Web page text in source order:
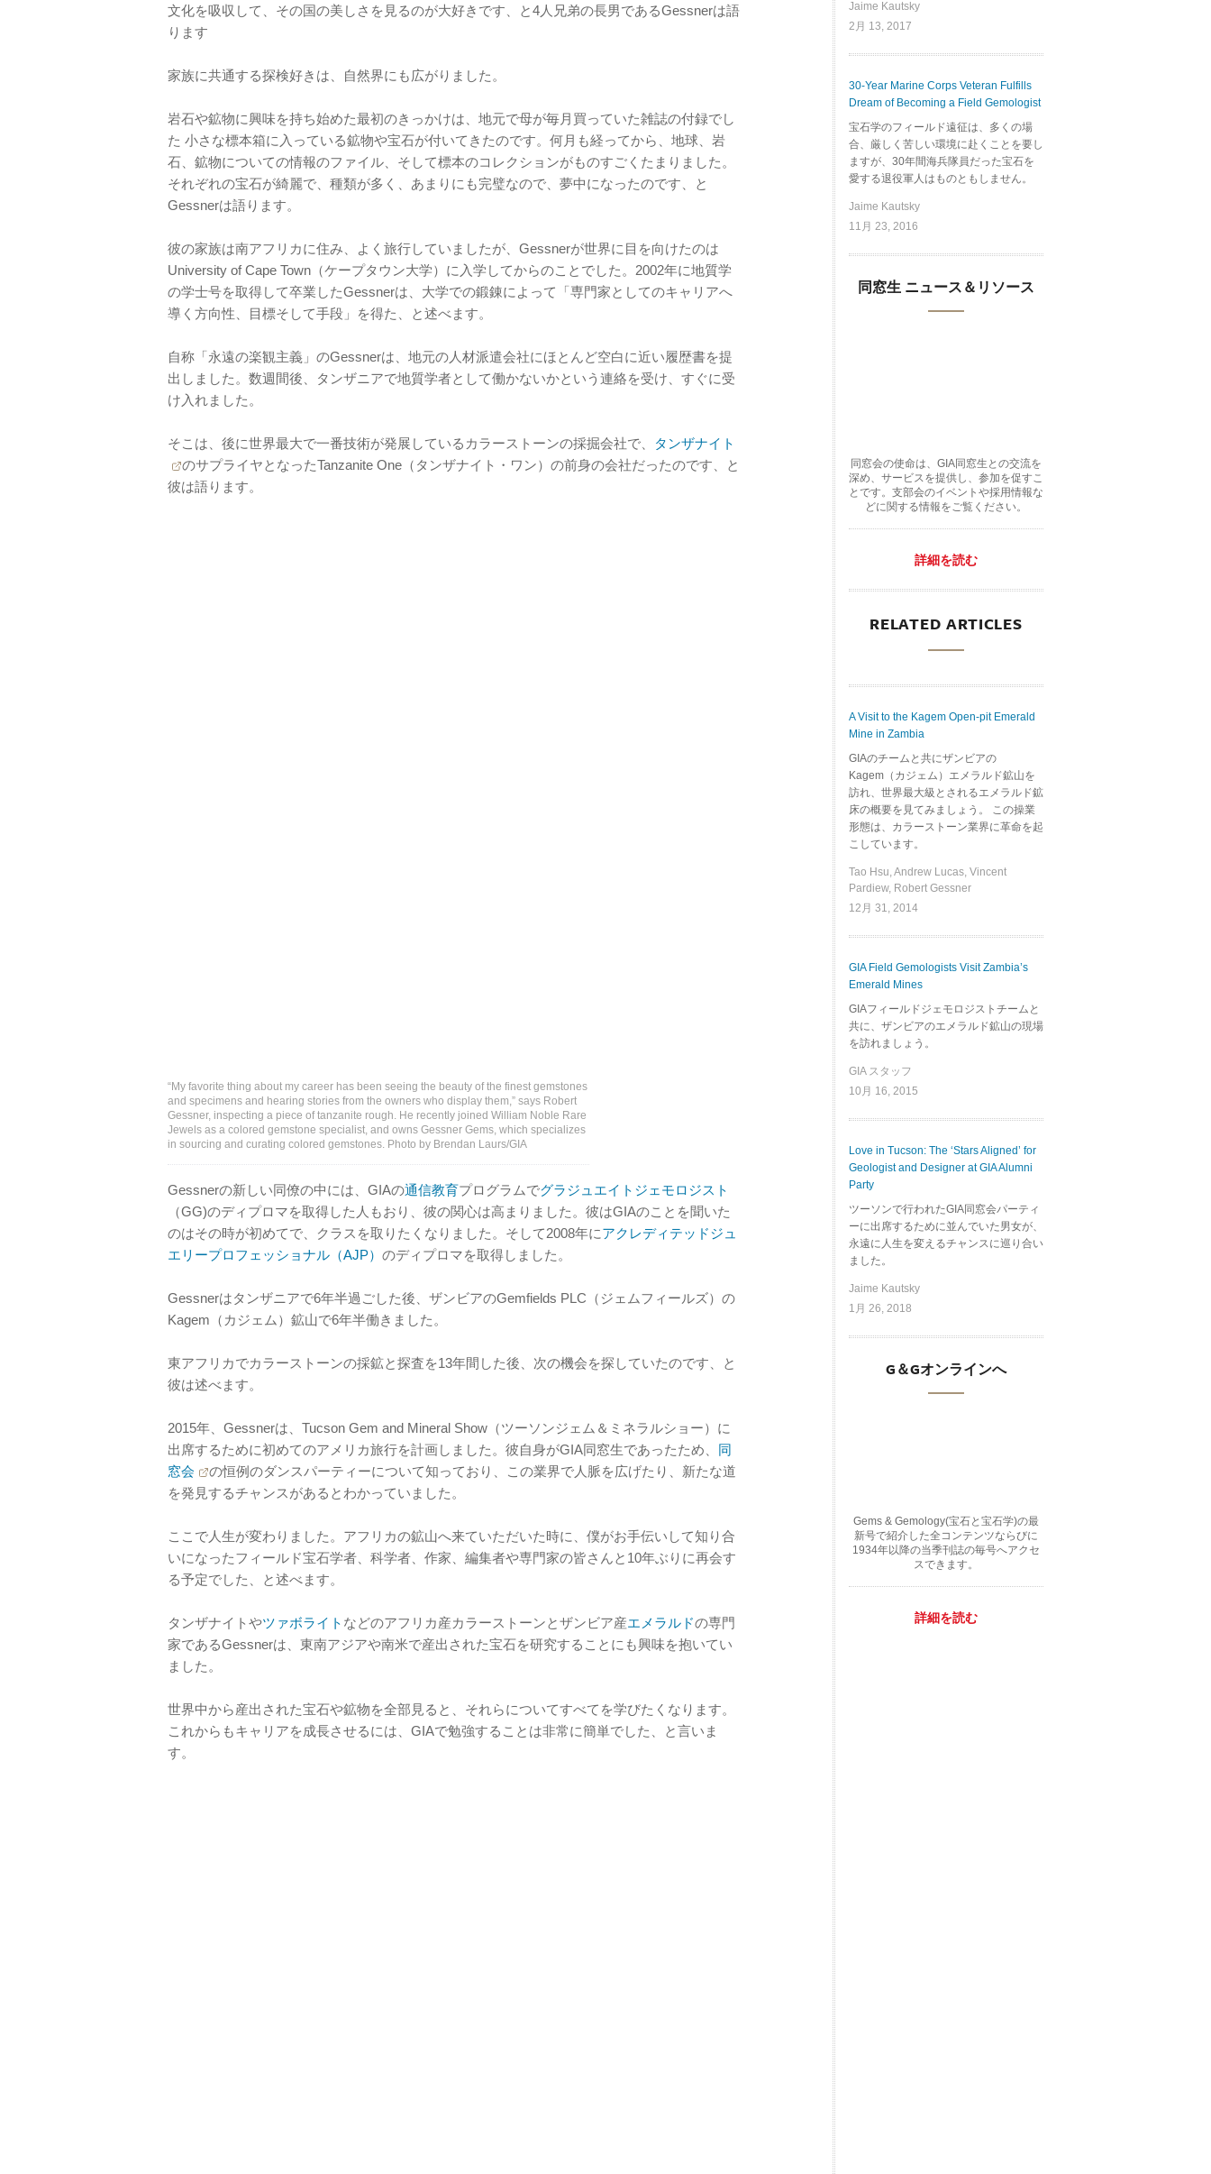
文化を吸収して、その国の美しさを見るのが大好きです、と4人兄弟の長男であるGessnerは語
ります
家族に共通する探検好きは、自然界にも広がりました。
岩石や鉱物に興味を持ち始めた最初のきっかけは、地元で母が毎月買っていた雑誌の付録でし
た 小さな標本箱に入っている鉱物や宝石が付いてきたのです。何月も経ってから、地球、岩
石、鉱物についての情報のファイル、そして標本のコレクションがものすごくたまりました。
それぞれの宝石が綺麗で、種類が多く、あまりにも完璧なので、夢中になったのです、と
Gessnerは語ります。
彼の家族は南アフリカに住み、よく旅行していましたが、Gessnerが世界に目を向けたのは
University of Cape Town（ケープタウン大学）に入学してからのことでした。2002年に地質学
の学士号を取得して卒業したGessnerは、大学での鍛錬によって「専門家としてのキャリアへ
導く方向性、目標そして手段」を得た、と述べます。
自称「永遠の楽観主義」のGessnerは、地元の人材派遣会社にほとんど空白に近い履歴書を提
出しました。数週間後、タンザニアで地質学者として働かないかという連絡を受け、すぐに受
け入れました。
そこは、後に世界最大で一番技術が発展しているカラーストーンの採掘会社で、
タンザナイト
のサプライヤとなったTanzanite One（タンザナイト・ワン）の前身の会社だったのです、と
彼は語ります。
“My favorite thing about my career has been seeing the beauty of the finest gemstones
and specimens and hearing stories from the owners who display them,” says Robert
Gessner, inspecting a piece of tanzanite rough. He recently joined William Noble Rare
Jewels as a colored gemstone specialist, and owns Gessner Gems, which specializes
in sourcing and curating colored gemstones. Photo by Brendan Laurs/GIA
Gessnerの新しい同僚の中には、GIAの通信教育プログラムでグラジュエイトジェモロジスト
（GG)のディプロマを取得した人もおり、彼の関心は高まりました。彼はGIAのことを聞いた
のはその時が初めてで、クラスを取りたくなりました。そして2008年にアクレディテッドジュ
エリープロフェッショナル（AJP） のディプロマを取得しました。
Gessnerはタンザニアで6年半過ごした後、ザンビアのGemfields PLC（ジェムフィールズ）の
Kagem（カジェム）鉱山で6年半働きました。
東アフリカでカラーストーンの採鉱と探査を13年間した後、次の機会を探していたのです、と
彼は述べます。
2015年、Gessnerは、Tucson Gem and Mineral Show（ツーソンジェム＆ミネラルショー）に
出席するために初めてのアメリカ旅行を計画しました。彼自身がGIA同窓生であったため、 同
窓会
の恒例のダンスパーティーについて知っており、この業界で人脈を広げたり、新たな道
を発見するチャンスがあるとわかっていました。
ここで人生が変わりました。アフリカの鉱山へ来ていただいた時に、僕がお手伝いして知り合
いになったフィールド宝石学者、科学者、作家、編集者や専門家の皆さんと10年ぶりに再会す
る予定でした、と述べます。
タンザナイトやツァボライト などのアフリカ産カラーストーンとザンビア産エメラルドの専門
家であるGessnerは、東南アジアや南米で産出された宝石を研究することにも興味を抱いてい
ました。
世界中から産出された宝石や鉱物を全部見ると、それらについてすべてを学びたくなります。
これからもキャリアを成長させるには、GIAで勉強することは非常に簡単でした、と言いま
す。
Jaime Kautsky
2月 13, 2017
30-Year Marine Corps Veteran Fulfills
Dream of Becoming a Field Gemologist
宝石学のフィールド遠征は、多くの場
合、厳しく苦しい環境に赴くことを要し
ますが、30年間海兵隊員だった宝石を
愛する退役軍人はものともしません。
Jaime Kautsky
11月 23, 2016
同窓生 ニュース＆リソース
同窓会の使命は、GIA同窓生との交流を
深め、サービスを提供し、参加を促すこ
とです。支部会のイベントや採用情報な
どに関する情報をご覧ください。
詳細を読む
RELATED ARTICLES
A Visit to the Kagem Open-pit Emerald
Mine in Zambia
GIAのチームと共にザンビアの
Kagem（カジェム）エメラルド鉱山を
訪れ、世界最大級とされるエメラルド鉱
床の概要を見てみましょう。 この操業
形態は、カラーストーン業界に革命を起
こしています。
Tao Hsu, Andrew Lucas, Vincent
Pardiew, Robert Gessner
12月 31, 2014
GIA Field Gemologists Visit Zambia’s
Emerald Mines
GIAフィールドジェモロジストチームと
共に、ザンビアのエメラルド鉱山の現場
を訪れましょう。
GIA スタッフ
10月 16, 2015
Love in Tucson: The ‘Stars Aligned’ for
Geologist and Designer at GIA Alumni
Party
ツーソンで行われたGIA同窓会パーティ
ーに出席するために並んでいた男女が、
永遠に人生を変えるチャンスに巡り合い
ました。
Jaime Kautsky
1月 26, 2018
G＆Gオンラインへ
Gems & Gemology(宝石と宝石学)の最
新号で紹介した全コンテンツならびに
1934年以降の当季刊誌の毎号へアクセ
スできます。
詳細を読む